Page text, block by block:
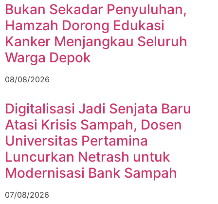
Bukan Sekadar Penyuluhan,
Hamzah Dorong Edukasi
Kanker Menjangkau Seluruh
Warga Depok
08/08/2026
Digitalisasi Jadi Senjata Baru
Atasi Krisis Sampah, Dosen
Universitas Pertamina
Luncurkan Netrash untuk
Modernisasi Bank Sampah
07/08/2026